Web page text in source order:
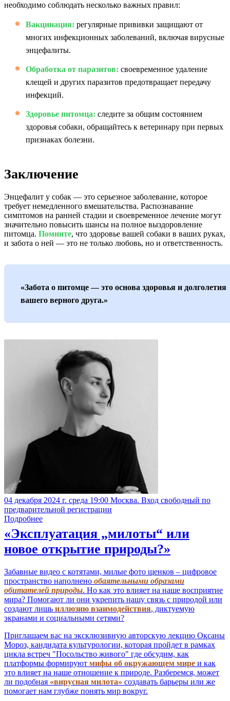
необходимо соблюдать несколько важных правил:
Вакцинация: регулярные прививки защищают от
многих инфекционных заболеваний, включая вирусные
энцефалиты.
Обработка от паразитов: своевременное удаление
клещей и других паразитов предотвращает передачу
инфекций.
Здоровье питомца: следите за общим состоянием
здоровья собаки, обращайтесь к ветеринару при первых
признаках болезни.
Заключение
Энцефалит у собак — это серьезное заболевание, которое
требует немедленного вмешательства. Распознавание
симптомов на ранней стадии и своевременное лечение могут
значительно повысить шансы на полное выздоровление
питомца. Помните, что здоровье вашей собаки в ваших руках,
и забота о ней — это не только любовь, но и ответственность.
«Забота о питомце — это основа здоровья и долголетия
вашего верного друга.»
04 декабря 2024 г. среда 19:00 Москва. Вход свободный по
предварительной регистрации
Подробнее
«Эксплуатация „милоты“ или
новое открытие природы?»
Забавные видео с котятами, милые фото щенков – цифровое
пространство наполнено обаятельными образами
обитателей природы. Но как это влияет на наше восприятие
мира? Помогают ли они укрепить нашу связь с природой или
создают лишь иллюзию взаимодействия, диктуемую
экранами и социальными сетями?
Приглашаем вас на эксклюзивную авторскую лекцию Оксаны
Мороз, кандидата культурологии, которая пройдет в рамках
цикла встреч "Посольство живого" где обсудим, как
платформы формируют мифы об окружающем мире и как
это влияет на наше отношение к природе. Разберемся, может
ли подобная «вирусная милота» создавать барьеры или же
помогает нам глубже понять мир вокруг.